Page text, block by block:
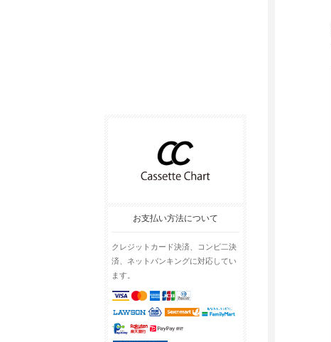
お支払い方法について
クレジットカード決済、コンビ二決
済、ネットバンキングに対応してい
ます。